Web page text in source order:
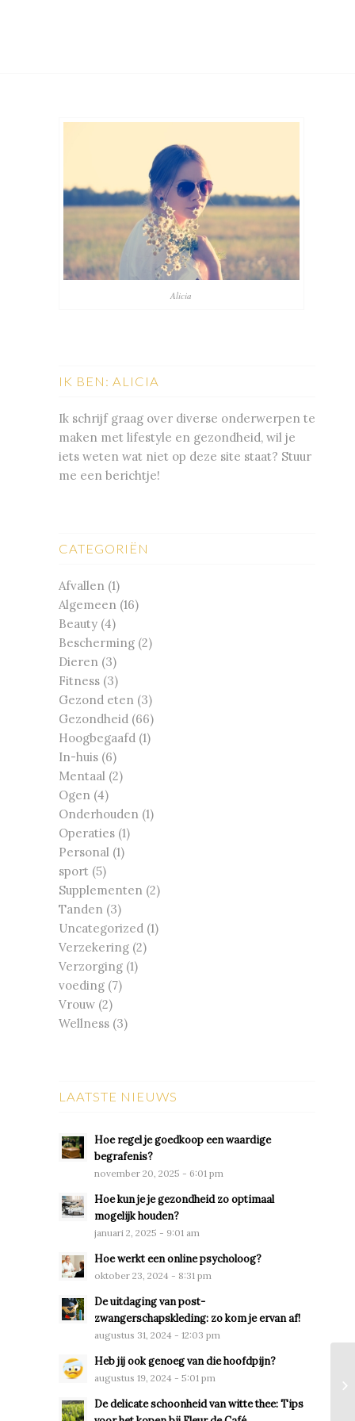
Alicia
IK BEN: ALICIA
Ik schrijf graag over diverse onderwerpen te
maken met lifestyle en gezondheid, wil je
iets weten wat niet op deze site staat? Stuur
me een berichtje!
CATEGORIËN
Afvallen (1)
Algemeen (16)
Beauty(4)
Bescherming(2)
Dieren (3)
Fitness(3)
Gezond eten (3)
Gezondheid (66)
Hoogbegaafd (1)
In-huis(6)
Mentaal (2)
Ogen (4)
Onderhouden (1)
Operaties(1)
Personal (1)
sport(5)
Supplementen (2)
Tanden (3)
Uncategorized (1)
Verzekering(2)
Verzorging(1)
voeding(7)
Vrouw(2)
Wellness(3)
LAATSTE NIEUWS
Hoe regel je goedkoop een waardige
begrafenis?
november 20, 2025 - 6:01 pm
Hoe kun je je gezondheid zo optimaal
mogelijk houden?
januari 2, 2025 - 9:01 am
Hoe werkt een online psycholoog?
oktober 23, 2024 - 8:31 pm
De uitdaging van post-
zwangerschapskleding: zo kom je ervan af!
augustus 31, 2024 - 12:03 pm
Heb jij ook genoeg van die hoofdpijn?
augustus 19, 2024 - 5:01 pm
De delicate schoonheid van witte thee: Tips